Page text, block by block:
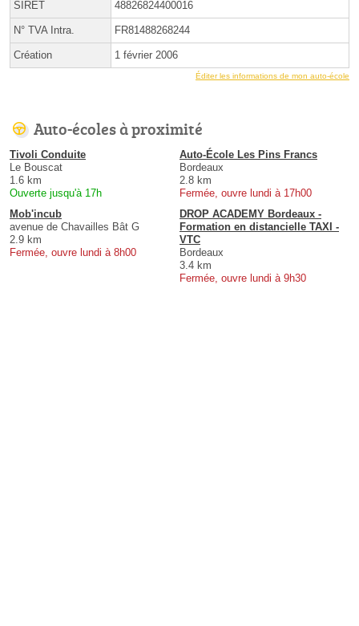
SIRET 48826824400016
N° TVA Intra. FR81488268244
Création 1 février 2006
Éditer les informations de mon auto-école
Auto-écoles à proximité
Tivoli Conduite
Le Bouscat
1.6 km
Ouverte jusqu'à 17h
Auto-École Les Pins Francs
Bordeaux
2.8 km
Fermée, ouvre lundi à 17h00
Mob'incub
avenue de Chavailles Bât G
2.9 km
Fermée, ouvre lundi à 8h00
DROP ACADEMY Bordeaux -
Formation en distancielle TAXI -
VTC
Bordeaux
3.4 km
Fermée, ouvre lundi à 9h30